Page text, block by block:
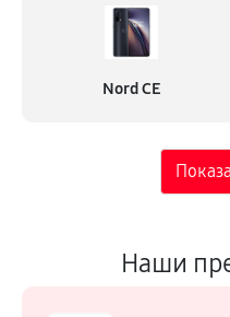
Nord CE
Наши